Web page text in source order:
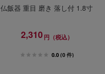
仏飯器 重目 磨き 落し付 1.8寸
2,310円（税込）
0.0 (0 件)